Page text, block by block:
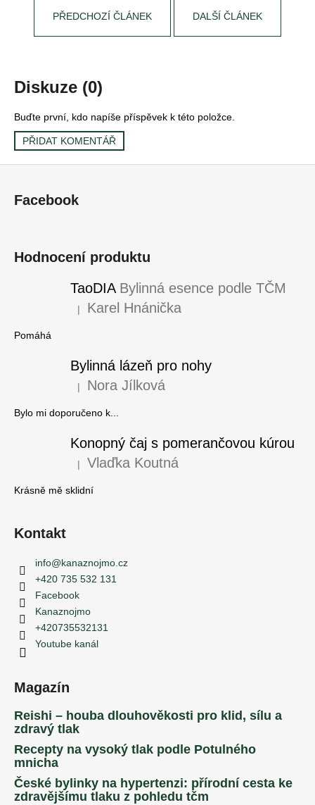
PŘEDCHOZÍ ČLÁNEK DALŠÍ ČLÁNEK
Diskuze (0)
Buďte první, kdo napíše příspěvek k této položce.
PŘIDAT KOMENTÁŘ
Facebook
Hodnocení produktu
TaoDIA Bylinná esence podle TČM
Hodnocení produktu je 5 z 5 hvězdiček.
| Karel Hnánička
Pomáhá
Bylinná lázeň pro nohy
Hodnocení produktu je 5 z 5 hvězdiček.
| Nora Jílková
Bylo mi doporučeno k...
Konopný čaj s pomerančovou kúrou
Hodnocení produktu je 5 z 5 hvězdiček.
| Vlaďka Koutná
Krásně mě sklidní
Kontakt
info@kanaznojmo.cz
+420 735 532 131
Facebook
Kanaznojmo
+420735532131
Youtube kanál
Magazín
Reishi – houba dlouhověkosti pro klid, sílu a
zdravý tlak
Recepty na vysoký tlak podle Potulného
mnicha
České bylinky na hypertenzi: přírodní cesta ke
zdravějšímu tlaku z pohledu tčm